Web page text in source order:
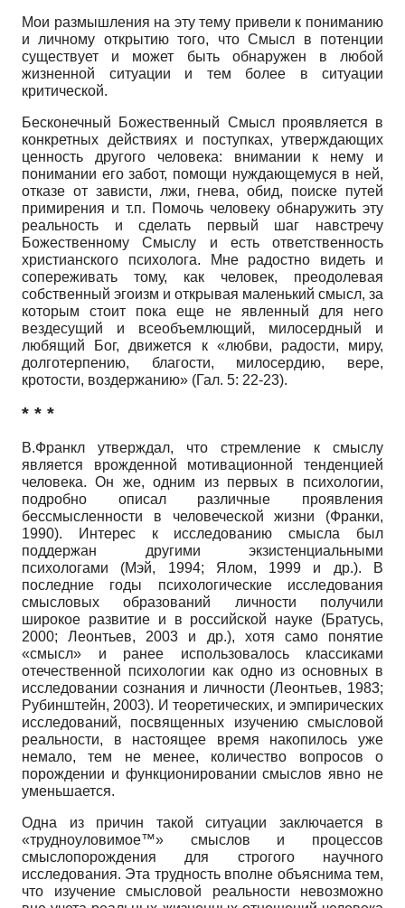
Мои размышления на эту тему привели к пониманию
и личному открытию того, что Смысл в потенции
существует и может быть обнаружен в любой
жизненной ситуации и тем более в ситуации
критической.
Бесконечный Божественный Смысл проявляется в
конкретных действиях и поступках, утверждающих
ценность другого человека: внимании к нему и
понимании его забот, помощи нуждающемуся в ней,
отказе от зависти, лжи, гнева, обид, поиске путей
примирения и т.п. Помочь человеку обнаружить эту
реальность и сделать первый шаг навстречу
Божественному Смыслу и есть ответственность
христианского психолога. Мне радостно видеть и
сопереживать тому, как человек, преодолевая
собственный эгоизм и открывая маленький смысл, за
которым стоит пока еще не явленный для него
вездесущий и всеобъемлющий, милосердный и
любящий Бог, движется к «любви, радости, миру,
долготерпению, благости, милосердию, вере,
кротости, воздержанию» (Гал. 5: 22-23).
* * *
В.Франкл утверждал, что стремление к смыслу
является врожденной мотивационной тенденцией
человека. Он же, одним из первых в психологии,
подробно описал различные проявления
бессмысленности в человеческой жизни (Франки,
1990). Интерес к исследованию смысла был
поддержан другими экзистенциальными
психологами (Мэй, 1994; Ялом, 1999 и др.). В
последние годы психологические исследования
смысловых образований личности получили
широкое развитие и в российской науке (Братусь,
2000; Леонтьев, 2003 и др.), хотя само понятие
«смысл» и ранее использовалось классиками
отечественной психологии как одно из основных в
исследовании сознания и личности (Леонтьев, 1983;
Ру­бинштейн, 2003). И теоретических, и эмпирических
исследований, посвященных изучению смысловой
реальности, в настоящее время накопилось уже
немало, тем не менее, количество вопросов о
порождении и функционировании смыслов явно не
уменьшается.
Одна из причин такой ситуации заключается в
«трудноуловимое™» смыслов и процессов
смыслопорождения для строгого научного
исследования. Эта трудность вполне объяснима тем,
что изучение смысловой реальности невозможно